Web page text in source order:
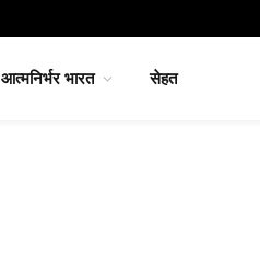
आत्मनिर्भर भारत सेहत